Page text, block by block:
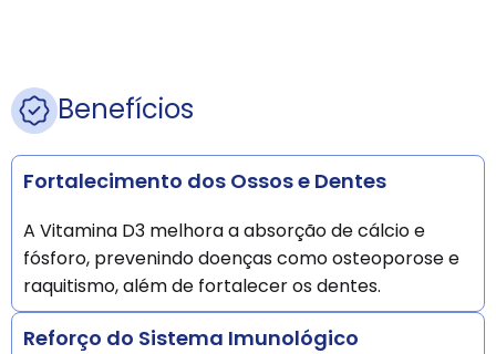
Benefícios
Fortalecimento dos Ossos e Dentes
A Vitamina D3 melhora a absorção de cálcio e
fósforo, prevenindo doenças como osteoporose e
raquitismo, além de fortalecer os dentes.
Reforço do Sistema Imunológico